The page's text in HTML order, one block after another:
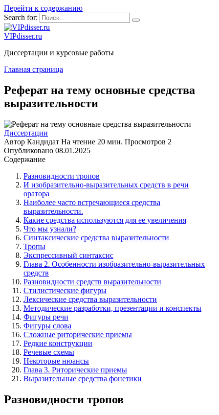
Перейти к содержанию
Search for:
VIPdisser.ru
Диссертации и курсовые работы
Главная страница
Реферат на тему основные средства
выразительности
Диссертации
Автор Кандидат На чтение 20 мин. Просмотров 2
Опубликовано 08.01.2025
Содержание
Разновидности тропов
И изобразительно-выразительных средств в речи
оратора
Наиболее часто встречающиеся средства
выразительности.
Какие средства используются для ее увеличения
Что мы узнали?
Синтаксические средства выразительности
Тропы
Экспрессивный синтаксис
Глава 2. Особенности изобразительно-выразительных
средств
Разновидности средств выразительности
Стилистические фигуры
Лексические средства выразительности
Методические разработки, презентации и конспекты
Фигуры речи
Фигуры слова
Сложные риторические приемы
Редкие конструкции
Речевые схемы
Некоторые нюансы
Глава 3. Риторические приемы
Выразительные средства фонетики
Разновидности тропов